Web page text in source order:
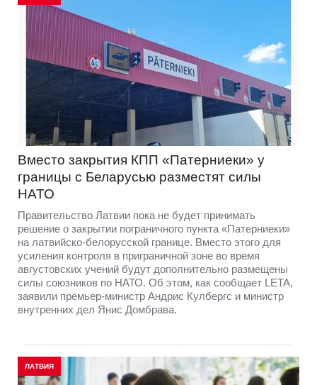
Вместо закрытия КПП «Патерниеки» у
границы с Беларусью разместят силы
НАТО
Правительство Латвии пока не будет принимать
решение о закрытии пограничного пункта «Патерниеки»
на латвийско-белорусской границе. Вместо этого для
усиления контроля в приграничной зоне во время
августовских учений будут дополнительно размещены
силы союзников по НАТО. Об этом, как сообщает LETA,
заявили премьер-министр Андрис Кулбергс и министр
внутренних дел Янис Домбрава.
ЛАТВИЯ